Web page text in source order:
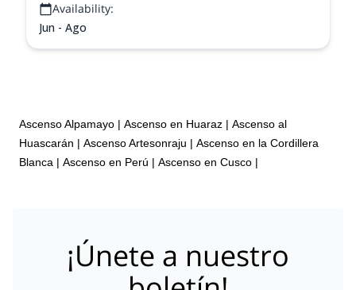
Availability:
Jun - Ago
Ascenso Alpamayo | Ascenso en Huaraz | Ascenso al
Huascarán | Ascenso Artesonraju | Ascenso en la Cordillera
Blanca | Ascenso en Perú | Ascenso en Cusco |
¡Únete a nuestro